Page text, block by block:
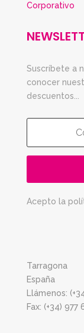
Corporativo
Suscríbete a
conocer
descuentos...
Acepto la
Tarragona
España
Llámenos:
Fax: (+34) 977